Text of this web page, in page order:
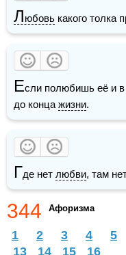
Любовь какого толка
Если полюбишь её и в
до конца жизни.
Где нет любви, там
344 Афоризма
1 2 3 4 5
13
14 15 16